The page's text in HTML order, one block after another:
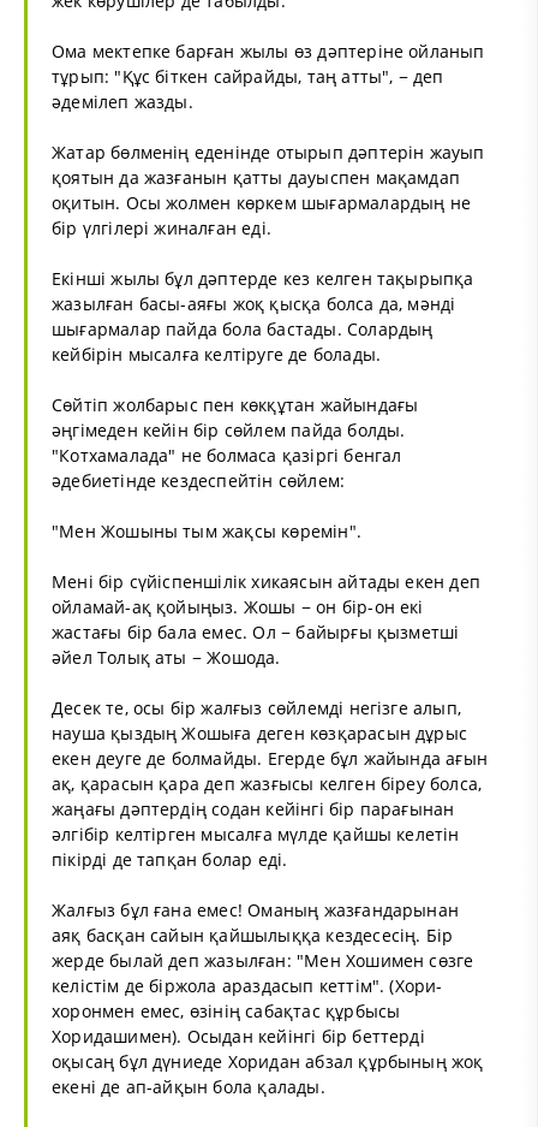
Ома мектепке барған жылы өз дәптеріне ойланып
тұрып: "Құс біткен сайрайды, таң атты", − деп
әдемілеп жазды.
Жатар бөлменің еденінде отырып дәптерін жауып
қоятын да жазғанын қатты дауыспен мақамдап
оқитын. Осы жолмен көркем шығармалардың не
бір үлгілері жиналған еді.
Екінші жылы бұл дәптерде кез келген тақырыпқа
жазылған басы-аяғы жоқ қысқа болса да, мәнді
шығармалар пайда бола бастады. Солардың
кейбірін мысалға келтіруге де болады.
Сөйтіп жолбарыс пен көкқұтан жайындағы
әңгімеден кейін бір сөйлем пайда болды.
"Котхамалада" не болмаса қазіргі бенгал
әдебиетінде кездеспейтін сөйлем:
"Мен Жошыны тым жақсы көремін".
Мені бір сүйіспеншілік хикаясын айтады екен деп
ойламай-ақ қойыңыз. Жошы − он бір-он екі
жастағы бір бала емес. Ол − байырғы қызметші
әйел Толық аты − Жошода.
Десек те, осы бір жалғыз сөйлемді негізге алып,
науша қыздың Жошыға деген көзқарасын дұрыс
екен деуге де болмайды. Егерде бұл жайында ағын
ақ, қарасын қара деп жазғысы келген біреу болса,
жаңағы дәптердің содан кейінгі бір парағынан
әлгібір келтірген мысалға мүлде қайшы келетін
пікірді де тапқан болар еді.
Жалғыз бұл ғана емес! Оманың жазғандарынан
аяқ басқан сайын қайшылыққа кездесесің. Бір
жерде былай деп жазылған: "Мен Хошимен сөзге
келістім де біржола араздасып кеттім". (Хори-
хоронмен емес, өзінің сабақтас құрбысы
Хоридашимен). Осыдан кейінгі бір беттерді
оқысаң бұл дүниеде Хоридан абзал құрбының жоқ
екені де ап-айқын бола қалады.